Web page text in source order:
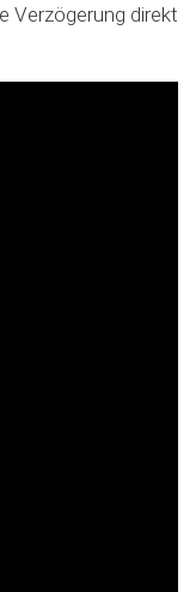
Verzögerung direkt